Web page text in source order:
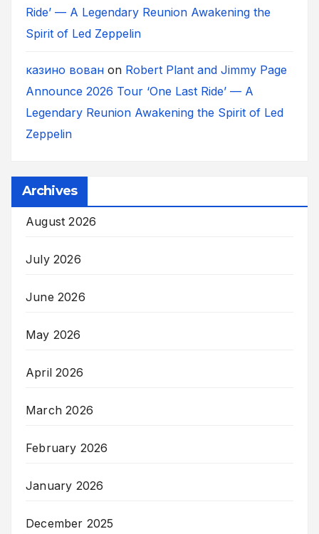
Ride’ — A Legendary Reunion Awakening the
Spirit of Led Zeppelin
казино вован on Robert Plant and Jimmy Page
Announce 2026 Tour ‘One Last Ride’ — A
Legendary Reunion Awakening the Spirit of Led
Zeppelin
Archives
August 2026
July 2026
June 2026
May 2026
April 2026
March 2026
February 2026
January 2026
December 2025